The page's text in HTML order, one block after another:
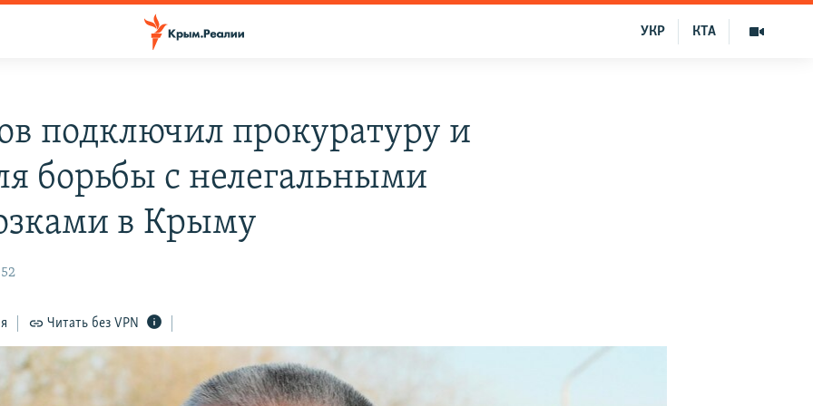
КТА
УКР
подключил прокуратуру и
борьбы с нелегальными
в Крыму
Читать без VPN